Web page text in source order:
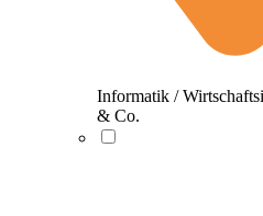
Informatik /
& Co.